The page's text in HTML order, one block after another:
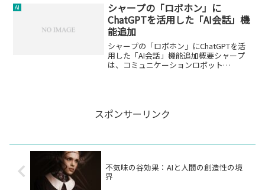
AI
シャープの「ロボホン」に
ChatGPTを活用した「AI会話」機
能追加
シャープの「ロボホン」にChatGPTを活
用した「AI会話」機能追加概要シャープ
は、コミュニケーションロボット
スポンサーリンク
不気味の谷効果：AIと人間の創造性の境
界